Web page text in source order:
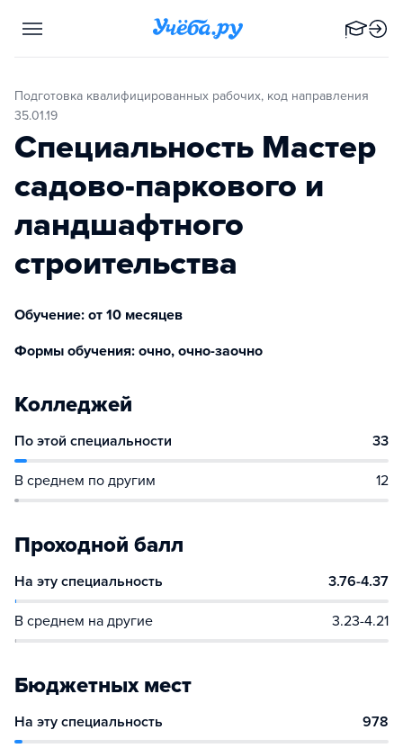
Подготовка квалифицированных рабочих, код направления
35.01.19
Специальность Мастер
садово-паркового и
ландшафтного
строительства
Обучение: от 10 месяцев
Формы обучения: очно, очно-заочно
Колледжей
По этой специальности 33
В среднем по другим 12
Проходной балл
На эту специальность 3.76-4.37
В среднем на другие 3.23-4.21
Бюджетных мест
На эту специальность 978